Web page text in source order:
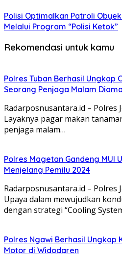
Polisi Optimalkan Patroli
Melalui Program “Polisi Ketok”
Rekomendasi untuk kamu
Polres Tuban Berhasil Ungkap
Seorang Penjaga Malam
Radarposnusantara.id – Polres
Layaknya pagar makan
penjaga malam…
Polres Magetan Gandeng MUI
Menjelang Pemilu 2024
Radarposnusantara.id – Polres
Upaya dalam mewujudkan
dengan strategi “Cooling
Polres Ngawi Berhasil Ungkap
Motor di Widodaren